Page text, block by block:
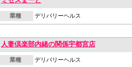
業種 デリバリーヘルス
人妻倶楽部内緒の関係宇都宮店
業種 デリバリーヘルス